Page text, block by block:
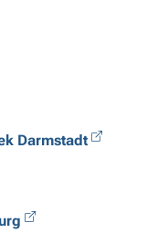
Darmstadt